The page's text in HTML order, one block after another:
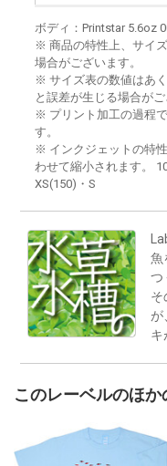
ボディ：Printstar 5.6oz
※ 商品の特性上、サイ
場合がございます。
※ サイズ表の数値はあ
と誤差が生じる場合がご
※ プリント加工の過程
す。
※ インクジェットの特
わせて縮小されます。
XS(150)・S
魚
つ
そ
が
キ
このレーベルのほか